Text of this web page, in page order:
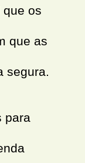
que os
que as
segura.
para